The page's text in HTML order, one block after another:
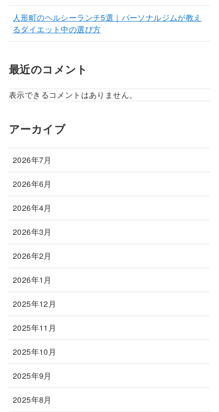
人形町のヘルシーランチ5選｜パーソナルジムが教え
るダイエット中の選び方
最近のコメント
表示できるコメントはありません。
アーカイブ
2026年7月
2026年6月
2026年4月
2026年3月
2026年2月
2026年1月
2025年12月
2025年11月
2025年10月
2025年9月
2025年8月